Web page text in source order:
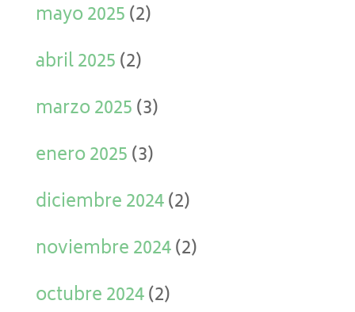
mayo 2025(2)
abril 2025(2)
marzo 2025(3)
enero 2025(3)
diciembre 2024(2)
noviembre 2024(2)
octubre 2024(2)